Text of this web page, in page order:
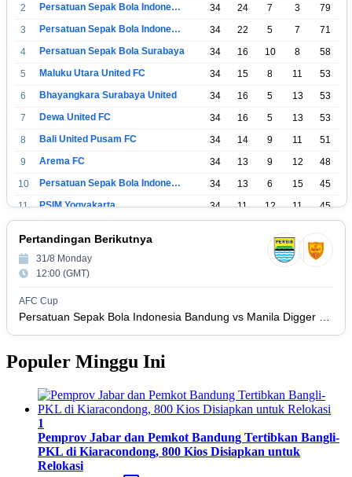
2
Persatuan Sepak Bola Indonesia Bandung 34 24 7 3
79
3
Persatuan Sepak Bola Indonesia Jakarta 34 22 5 7
71
4
Persatuan Sepak Bola Surabaya 34 16 10 8
58
5
Maluku Utara United FC 34 15 8 11
53
6
Bhayangkara Surabaya United 34 16 5 13
53
7
Dewa United FC 34 16 5 13
53
8
Bali United Pusam FC 34 14 9 11
51
9
Arema FC 34 13 9 12
48
10
Persatuan Sepak Bola Indonesia Tangerang 34 13 6 15
45
11
PSIM Yogyakarta 34 11 12 11
45
16
36
14
Madura United FC
16
Persis Solo 34 8 10 16
17
Semen Padang FC 34 5 5 24
20
18
Pertandingan Berikutnya
31/8 Monday
12:00 (GMT)
AFC Cup
Populer Minggu Ini
1
Pemprov Jabar dan Pemkot Bandung Tertibkan Bangli-
PKL di Kiaracondong, 800 Kios Disiapkan untuk
Relokasi